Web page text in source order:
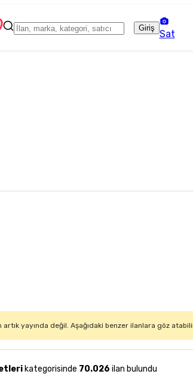
Giriş
Sat
artık yayında değil. Aşağıdaki benzer ilanlara göz
kategorisinde 70.026 ilan bulundu